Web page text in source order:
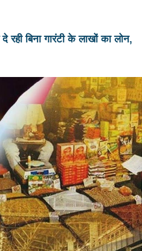
बिना गारंटी के लाखों का लोन,